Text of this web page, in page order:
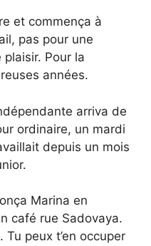
et commença à
pas pour une
Pour la
années.
arriva de
ordinaire, un mardi
depuis un mois
Marina en
café rue Sadovaya.
peux t’en occuper